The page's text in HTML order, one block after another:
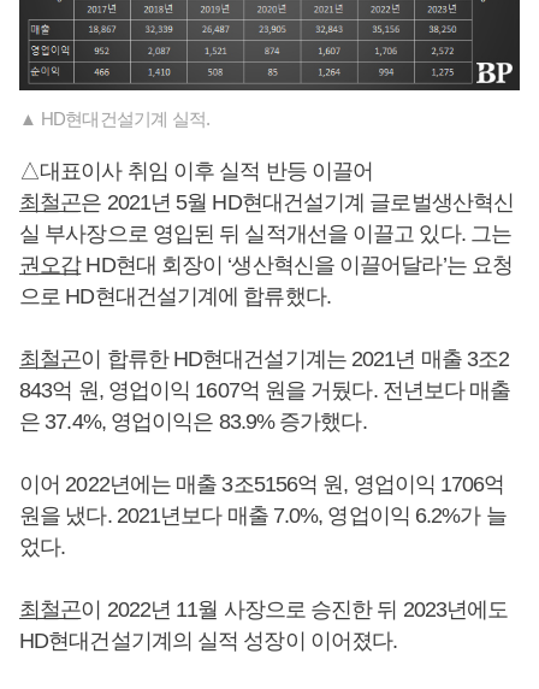
▲ HD현대건설기계 실적.
△대표이사 취임 이후 실적 반등 이끌어
최철곤은 2021년 5월 HD현대건설기계 글로벌생산혁신
실 부사장으로 영입된 뒤 실적개선을 이끌고 있다. 그는
권오갑HD현대 회장이 ‘생산혁신을 이끌어달라’는 요청
으로 HD현대건설기계에 합류했다.
최철곤이 합류한 HD현대건설기계는 2021년 매출 3조2
843억 원, 영업이익 1607억 원을 거뒀다. 전년보다 매출
은 37.4%, 영업이익은 83.9% 증가했다.
이어 2022년에는 매출 3조5156억 원, 영업이익 1706억
원을 냈다. 2021년보다 매출 7.0%, 영업이익 6.2%가 늘
었다.
최철곤이 2022년 11월 사장으로 승진한 뒤 2023년에도
HD현대건설기계의 실적 성장이 이어졌다.